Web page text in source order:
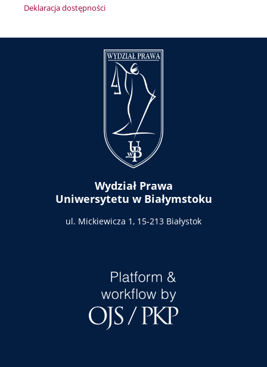
Deklaracja dostępności
Wydział Prawa
Uniwersytetu w Białymstoku
ul. Mickiewicza 1, 15-213 Białystok